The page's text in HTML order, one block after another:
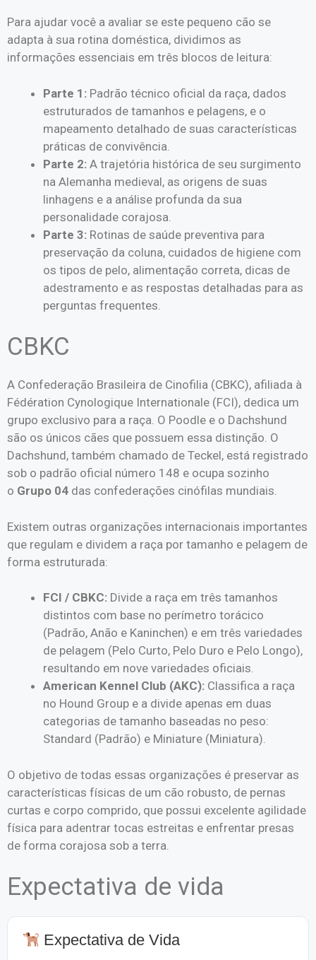
Para ajudar você a avaliar se este pequeno cão se
adapta à sua rotina doméstica, dividimos as
informações essenciais em três blocos de leitura:
Parte 1: Padrão técnico oficial da raça, dados
estruturados de tamanhos e pelagens, e o
mapeamento detalhado de suas características
práticas de convivência.
Parte 2: A trajetória histórica de seu surgimento
na Alemanha medieval, as origens de suas
linhagens e a análise profunda da sua
personalidade corajosa.
Parte 3: Rotinas de saúde preventiva para
preservação da coluna, cuidados de higiene com
os tipos de pelo, alimentação correta, dicas de
adestramento e as respostas detalhadas para as
perguntas frequentes.
CBKC
A Confederação Brasileira de Cinofilia (CBKC), afiliada à
Fédération Cynologique Internationale (FCI), dedica um
grupo exclusivo para a raça. O Poodle e o Dachshund
são os únicos cães que possuem essa distinção. O
Dachshund, também chamado de Teckel, está registrado
sob o padrão oficial número 148 e ocupa sozinho
o Grupo 04 das confederações cinófilas mundiais.
Existem outras organizações internacionais importantes
que regulam e dividem a raça por tamanho e pelagem de
forma estruturada:
FCI / CBKC: Divide a raça em três tamanhos
distintos com base no perímetro torácico
(Padrão, Anão e Kaninchen) e em três variedades
de pelagem (Pelo Curto, Pelo Duro e Pelo Longo),
resultando em nove variedades oficiais.
American Kennel Club (AKC): Classifica a raça
no Hound Group e a divide apenas em duas
categorias de tamanho baseadas no peso:
Standard (Padrão) e Miniature (Miniatura).
O objetivo de todas essas organizações é preservar as
características físicas de um cão robusto, de pernas
curtas e corpo comprido, que possui excelente agilidade
física para adentrar tocas estreitas e enfrentar presas
de forma corajosa sob a terra.
Expectativa de vida
Expectativa de Vida